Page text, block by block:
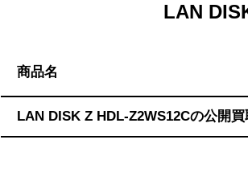
LAN
商品名
LAN DISK Z HDL-Z2WS12Cの公開